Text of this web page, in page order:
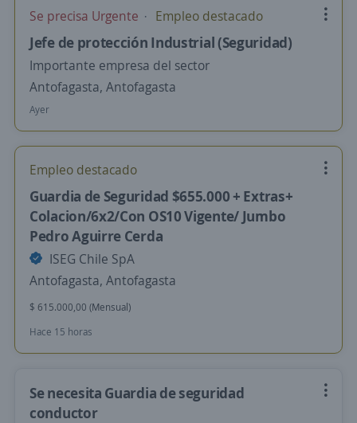
Se precisa Urgente Empleo destacado
Jefe de protección Industrial (Seguridad)
Importante empresa del sector
Antofagasta, Antofagasta
Ayer
Empleo destacado
Guardia de Seguridad $655.000 + Extras+
Colacion/6x2/Con OS10 Vigente/ Jumbo
Pedro Aguirre Cerda
ISEG Chile SpA
Antofagasta, Antofagasta
$ 615.000,00 (Mensual)
Hace 15 horas
Se necesita Guardia de seguridad
conductor